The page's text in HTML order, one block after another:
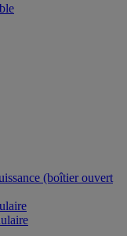
(boîtier ouvert